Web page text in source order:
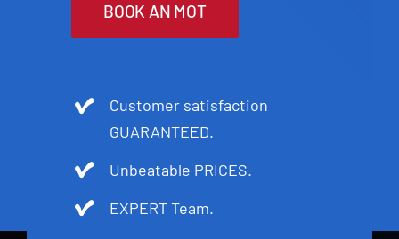
BOOK AN MOT
Customer satisfaction
GUARANTEED.
Unbeatable PRICES.
EXPERT Team.